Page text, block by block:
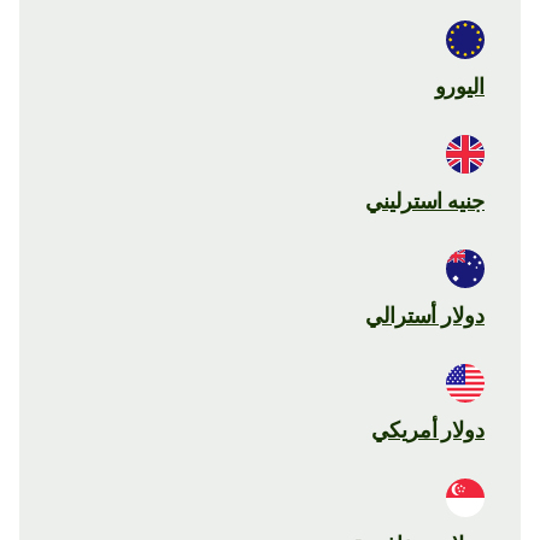
اليورو
جنيه استرليني
دولار أسترالي
دولار أمريكي